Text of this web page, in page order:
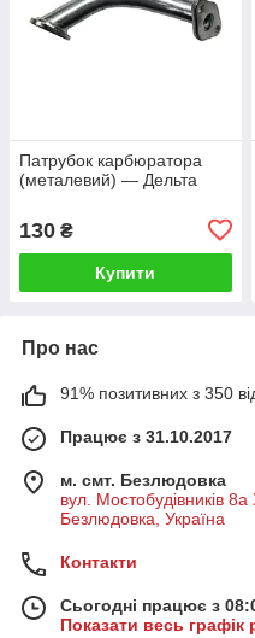
Патрубок карбюратора
(металевий) — Дельта
130 ₴
Купити
Про нас
91% позитивних з 350
Працює з 31.10.2017
м. смт. Безлюдовка
вул. Мостобудівників
Безлюдовка, Україна
Контакти
Сьогодні працює з
Показати весь графік